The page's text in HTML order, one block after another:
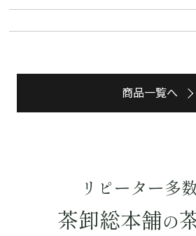
茶葉を選択
紅茶
商品一覧へ
リピーター多
茶卸総本舗の